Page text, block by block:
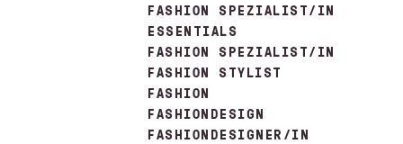
FASHION SPEZIALIST/IN
ESSENTIALS
FASHION SPEZIALIST/IN
FASHION STYLIST
FASHION
FASHIONDESIGN
FASHIONDESIGNER/IN